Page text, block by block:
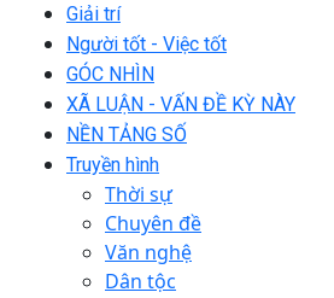
Giải trí
Người tốt - Việc tốt
GÓC NHÌN
XÃ LUẬN - VẤN ĐỀ KỲ NÀY
NỀN TẢNG SỐ
Truyền hình
Thời sự
Chuyên đề
Văn nghệ
Dân tộc